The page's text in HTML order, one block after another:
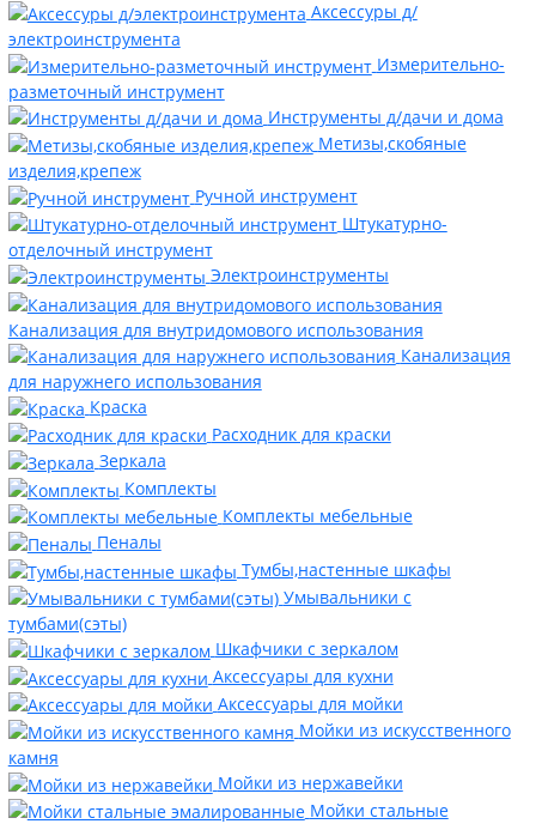
Аксессуры д/
электроинструмента
Измерительно-
разметочный инструмент
Инструменты д/дачи и дома
Метизы,скобяные
изделия,крепеж
Ручной инструмент
Штукатурно-
отделочный инструмент
Электроинструменты
Канализация для внутридомового использования
Канализация
для наружнего использования
Краска
Расходник для краски
Зеркала
Комплекты
Комплекты мебельные
Пеналы
Тумбы,настенные шкафы
Умывальники с
тумбами(сэты)
Шкафчики с зеркалом
Аксессуары для кухни
Аксессуары для мойки
Мойки из искусственного
камня
Мойки из нержавейки
Мойки стальные